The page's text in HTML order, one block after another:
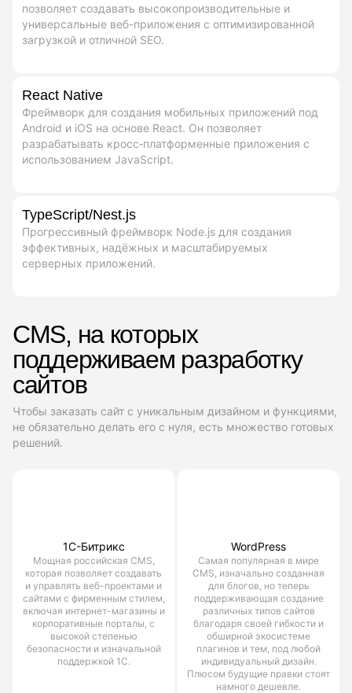
позволяет создавать высокопроизводительные и
универсальные веб-приложения с оптимизированной
загрузкой и отличной SEO.
React Native
Фреймворк для создания мобильных приложений под
Android и iOS на основе React. Он позволяет
разрабатывать кросс‑платформенные приложения с
использованием JavaScript.
TypeScript/Nest.js
Прогрессивный фреймворк Node.js для создания
эффективных, надёжных и масштабируемых
серверных приложений.
CMS, на которых
поддерживаем разработку
сайтов
Чтобы заказать сайт с уникальным дизайном и функциями,
не обязательно делать его с нуля, есть множество готовых
решений.
1С-Битрикс
Мощная российская CMS,
которая позволяет создавать
и управлять веб-проектами и
сайтами с фирменным стилем,
включая интернет-магазины и
корпоративные порталы, с
высокой степенью
безопасности и изначальной
поддержкой 1С.
WordPress
Самая популярная в мире
CMS, изначально созданная
для блогов, но теперь
поддерживающая создание
различных типов сайтов
благодаря своей гибкости и
обширной экосистеме
плагинов и тем, под любой
индивидуальный дизайн.
Плюсом будущие правки стоят
намного дешевле.